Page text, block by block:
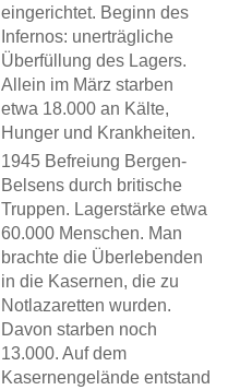
eingerichtet. Beginn des
Infernos: unerträgliche
Überfüllung des Lagers.
Allein im März starben
etwa 18.000 an Kälte,
Hunger und Krankheiten.
1945 Befreiung Bergen-
Belsens durch britische
Truppen. Lagerstärke etwa
60.000 Menschen. Man
brachte die Überlebenden
in die Kasernen, die zu
Notlazaretten wurden.
Davon starben noch
13.000. Auf dem
Kasernengelände entstand